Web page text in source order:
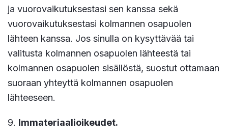
ja vuorovaikutuksestasi sen kanssa sekä
vuorovaikutuksestasi kolmannen osapuolen
lähteen kanssa. Jos sinulla on kysyttävää tai
valitusta kolmannen osapuolen lähteestä tai
kolmannen osapuolen sisällöstä, suostut ottamaan
suoraan yhteyttä kolmannen osapuolen
lähteeseen.
9. Immateriaalioikeudet.